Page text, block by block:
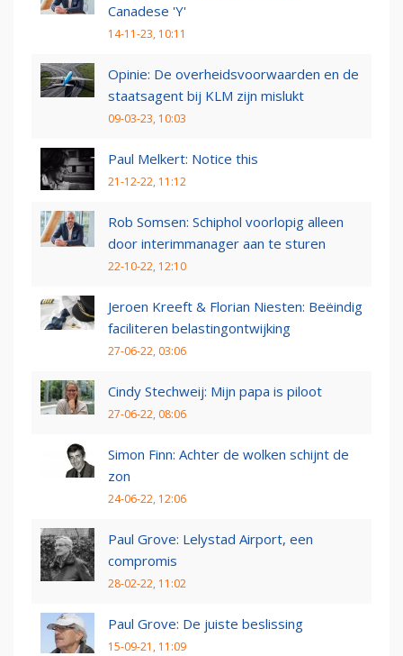
Canadese 'Y'
14-11-23, 10:11
Opinie: De overheidsvoorwaarden en de
staatsagent bij KLM zijn mislukt
09-03-23, 10:03
Paul Melkert: Notice this
21-12-22, 11:12
Rob Somsen: Schiphol voorlopig alleen
door interimmanager aan te sturen
22-10-22, 12:10
Jeroen Kreeft & Florian Niesten: Beëindig
faciliteren belastingontwijking
27-06-22, 03:06
Cindy Stechweij: Mijn papa is piloot
27-06-22, 08:06
Simon Finn: Achter de wolken schijnt de
zon
24-06-22, 12:06
Paul Grove: Lelystad Airport, een
compromis
28-02-22, 11:02
Paul Grove: De juiste beslissing
15-09-21, 11:09